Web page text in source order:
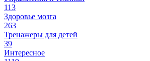
113
Здоровье мозга
263
Тренажеры для детей
39
Интересное